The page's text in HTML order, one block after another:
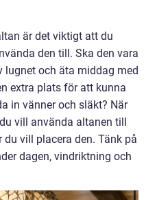
är det viktigt att du
den till. Ska den vara
lugnet och äta middag med
extra plats för att kunna
in vänner och släkt? När
vill använda altanen till
vill placera den. Tänk på
dagen, vindriktning och